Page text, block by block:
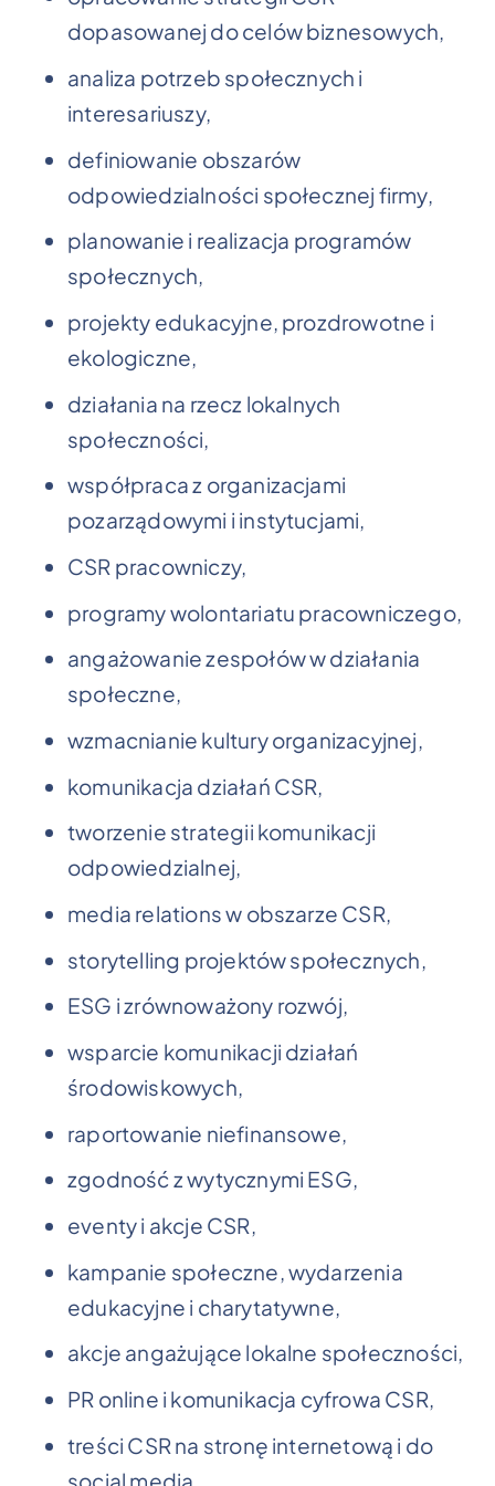
dopasowanej do celów biznesowych,
analiza potrzeb społecznych i
interesariuszy,
definiowanie obszarów
odpowiedzialności społecznej firmy,
planowanie i realizacja programów
społecznych,
projekty edukacyjne, prozdrowotne i
ekologiczne,
działania na rzecz lokalnych
społeczności,
współpraca z organizacjami
pozarządowymi i instytucjami,
CSR pracowniczy,
programy wolontariatu pracowniczego,
angażowanie zespołów w działania
społeczne,
wzmacnianie kultury organizacyjnej,
komunikacja działań CSR,
tworzenie strategii komunikacji
odpowiedzialnej,
media relations w obszarze CSR,
storytelling projektów społecznych,
ESG i zrównoważony rozwój,
wsparcie komunikacji działań
środowiskowych,
raportowanie niefinansowe,
zgodność z wytycznymi ESG,
eventy i akcje CSR,
kampanie społeczne, wydarzenia
edukacyjne i charytatywne,
akcje angażujące lokalne społeczności,
PR online i komunikacja cyfrowa CSR,
treści CSR na stronę internetową i do
social media,